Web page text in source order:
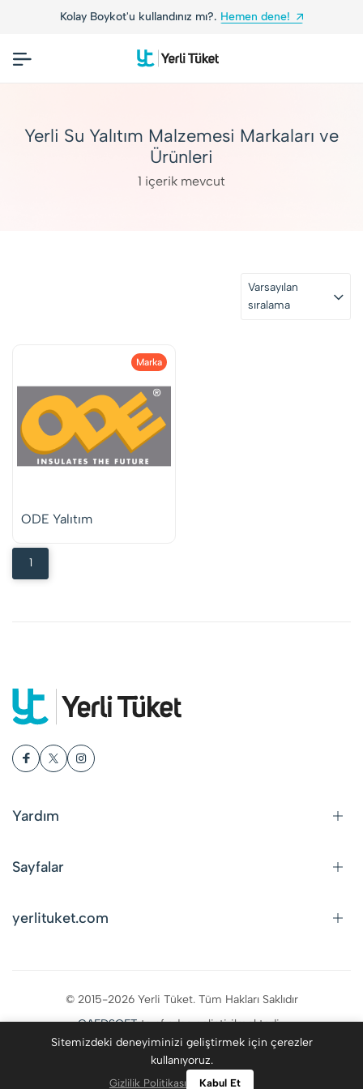
Kolay Boykot'u kullandınız mı?. Hemen dene!
Yerli Su Yalıtım Malzemesi Markaları ve
Ürünleri
1 içerik mevcut
Varsayılan
sıralama
Marka
ODE Yalıtım
1
Yardım
Sayfalar
yerlituket.com
© 2015-2026 Yerli Tüket. Tüm Hakları Saklıdır
CAFDSOFTtarafından geliştirilmektedir.
Sitemizdeki deneyiminizi geliştirmek için çerezler
kullanıyoruz.
Gizlilik Politikası Kabul Et
0